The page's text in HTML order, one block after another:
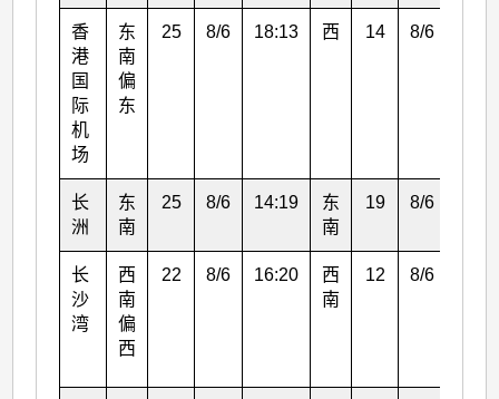
香
港
国
际
机
场
东
南
偏
东
25 8/6 18:13 西 14 8/6
长
洲
东
南
25 8/6 14:19
东
南
19 8/6
长
沙
湾
西
南
偏
西
22 8/6 16:20
西
南
12 8/6